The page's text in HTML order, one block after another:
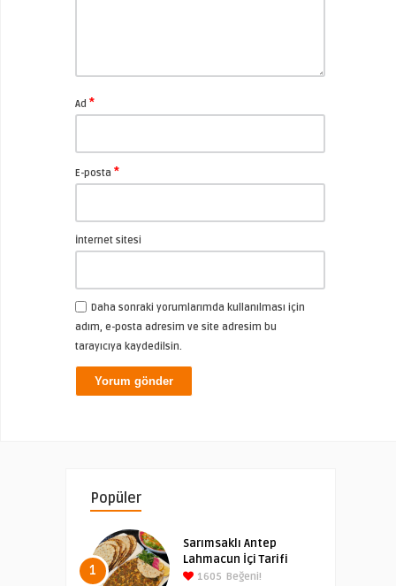
Ad *
E-posta *
İnternet sitesi
Daha sonraki yorumlarımda kullanılması için
adım, e-posta adresim ve site adresim bu
tarayıcıya kaydedilsin.
Popüler
1
Sarımsaklı Antep
Lahmacun İçi Tarifi
1605 Beğeni!